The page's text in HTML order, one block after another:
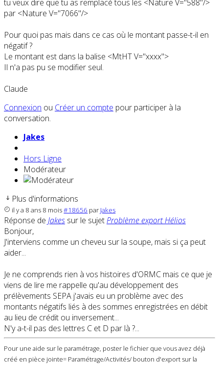
tu veux dire que tu as remplacé tous les <Nature V="588"/>
par <Nature V="7066"/>
Pour quoi pas mais dans ce cas où le montant passe-t-il en
négatif ?
Le montant est dans la balise <MtHT V="xxxx">
Il n'a pas pu se modifier seul.
Claude
Connexion ou Créer un compte pour participer à la
conversation.
Jakes
Hors Ligne
Modérateur
Plus d'informations
il y a 8 ans 8 mois#18656 par Jakes
Réponse de Jakes sur le sujetProblème export Hélios
Bonjour,
J'interviens comme un cheveu sur la soupe, mais si ça peut
aider...
Je ne comprends rien à vos histoires d'ORMC mais ce que je
viens de lire me rappelle qu'au développement des
prélèvements SEPA j'avais eu un problème avec des
montants négatifs liés à des sommes enregistrées en débit
au lieu de crédit ou inversement...
N'y a-t-il pas des lettres C et D par là ?...
Pour une aide sur le paramétrage, poster le fichier que vous avez déjà
créé en pièce jointe= Paramétrage/Activités/ bouton d'export sur la